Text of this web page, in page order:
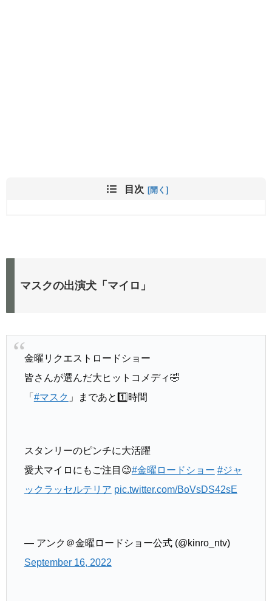
目次
マスクの出演犬「マイロ」
金曜リクエストロードショー
皆さんが選んだ大ヒットコメディ🤣
「 #マスク 」まであと1️⃣時間
スタンリーのピンチに大活躍
愛犬マイロにもご注目😉#金曜ロードショー #ジャ
ックラッセルテリア pic.twitter.com/BoVsDS42sE
— アンク＠金曜ロードショー公式 (@kinro_ntv)
September 16, 2022